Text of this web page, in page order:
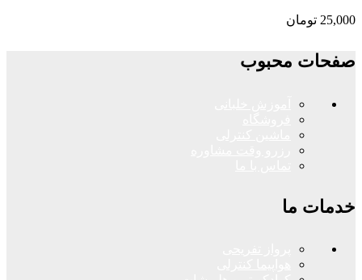
25,000 تومان
صفحات محبوب
خدمات ما